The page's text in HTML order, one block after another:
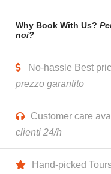
Why Book With Us?
noi?
No-hassle Best
prezzo garantito
Customer care
clienti 24/h
Hand-picked